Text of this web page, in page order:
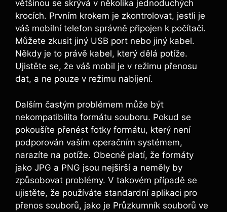
většinou se skrývá v několika jednoduchých
krocích. Prvním krokem je zkontrolovat, jestli je
váš mobilní telefon správně připojen k počítači.
Můžete zkusit jiný USB port nebo jiný kabel.
Někdy je to právě kabel, který dělá potíže.
Ujistěte se, že váš mobil je v režimu přenosu
dat, a ne pouze v režimu nabíjení.
Dalším častým problémem může být
nekompatibilita formátu souboru. Pokud se
pokoušíte přenést fotky formátu, který není
podporován vaším operačním systémem,
narazíte na potíže. Obecně platí, že formáty
jako JPG a PNG jsou nejširší a neměly by
způsobovat problémy. V takovém případě se
ujistěte, že používáte standardní aplikaci pro
přenos souborů, jako je Průzkumník souborů ve